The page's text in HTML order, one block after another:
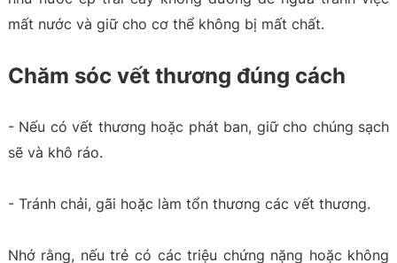
mất nước và giữ cho cơ thể không bị mất chất.
Chăm sóc vết thương đúng cách
- Nếu có vết thương hoặc phát ban, giữ cho chúng sạch
sẽ và khô ráo.
- Tránh chải, gãi hoặc làm tổn thương các vết thương.
Nhớ rằng, nếu trẻ có các triệu chứng nặng hoặc không